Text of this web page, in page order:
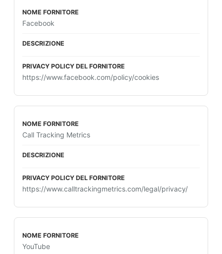
Facebook
https://www.facebook.com/policy/cookies
Call Tracking Metrics
https://www.calltrackingmetrics.com/legal/privacy/
YouTube